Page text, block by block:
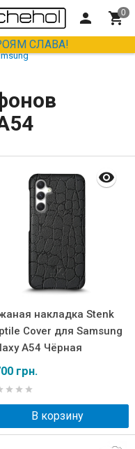
СЛАВА!
накладка Stenk
Cover для Samsung
A54 Чёрная
грн.
В корзину